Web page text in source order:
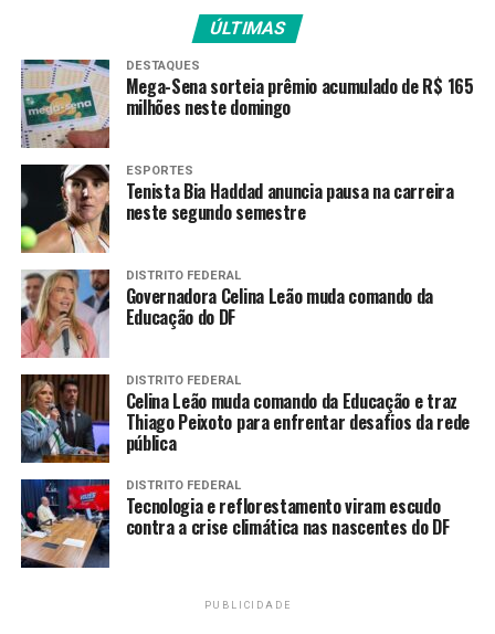
entre as cláusulas contratuais abusivas estão:
· cobrança de honorários sobre indenizações obtidas
no Brasil, inclusive aquelas decorrentes de acordos nos
quais o escritório não atuou;
· restrições à rescisão contratual pelos atingidos;
· previsão de pagamento ao escritório mesmo em
caso de desistência da ação inglesa;
· divulgação de campanhas que desaconselham a
adesão dos atingidos aos programas de indenização no
Brasil.
A promotoria ainda aponta que a Pogust Goodhead
LTD impôs cláusula de foro exclusivo na Inglaterra
e previsão de arbitragem em Londres, na língua
inglesa. Esta prática é considerada abusiva e
incompatível com a condição de vulnerabilidade
dos contratantes.
Na ação, o MP destaca que os impactados pelos danos
ÚLTIMAS
DESTAQUES
Mega-Sena sorteia prêmio acumulado de R$ 165
milhões neste domingo
ESPORTES
Tenista Bia Haddad anuncia pausa na carreira
neste segundo semestre
DISTRITO FEDERAL
Governadora Celina Leão muda comando da
Educação do DF
DISTRITO FEDERAL
Celina Leão muda comando da Educação e traz
Thiago Peixoto para enfrentar desafios da rede
pública
DISTRITO FEDERAL
Tecnologia e reflorestamento viram escudo
contra a crise climática nas nascentes do DF
PUBLICIDADE